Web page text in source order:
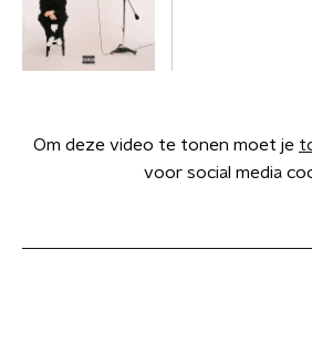
Om deze video te tonen moet je
voor social media